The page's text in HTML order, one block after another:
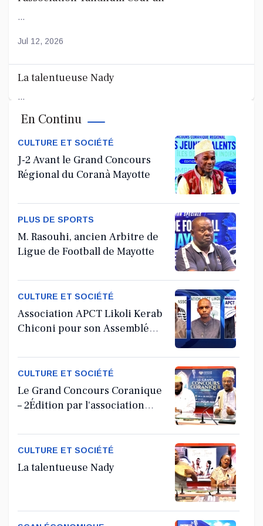
...
Jul 12, 2026
La talentueuse Nady
...
Jul 11, 2026
En Continu
CULTURE ET SOCIÉTÉ
J-2 Avant le Grand Concours
Régional du Coranà Mayotte
PLUS DE SPORTS
M. Rasouhi, ancien Arbitre de
Ligue de Football de Mayotte
CULTURE ET SOCIÉTÉ
Association APCT Likoli Kerab
Chiconi pour son Assemblée
CULTURE ET SOCIÉTÉ
Le Grand Concours Coranique
– 2Édition par l'association
CULTURE ET SOCIÉTÉ
La talentueuse Nady